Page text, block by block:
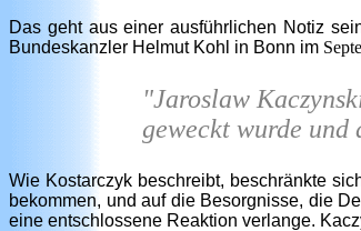
Das geht aus einer ausführlichen Notiz
Bundeskanzler Helmut Kohl in Bonn im
"Jaroslaw
geweckt wurde
Wie Kostarczyk beschreibt, beschränkte
bekommen, und auf die Besorgnisse, die
eine entschlossene Reaktion verlange.